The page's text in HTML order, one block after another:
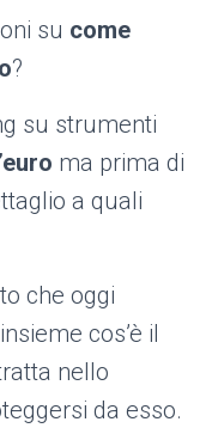
su come
?
su strumenti
ma prima di
a quali
che oggi
cos’è il
nello
da esso.